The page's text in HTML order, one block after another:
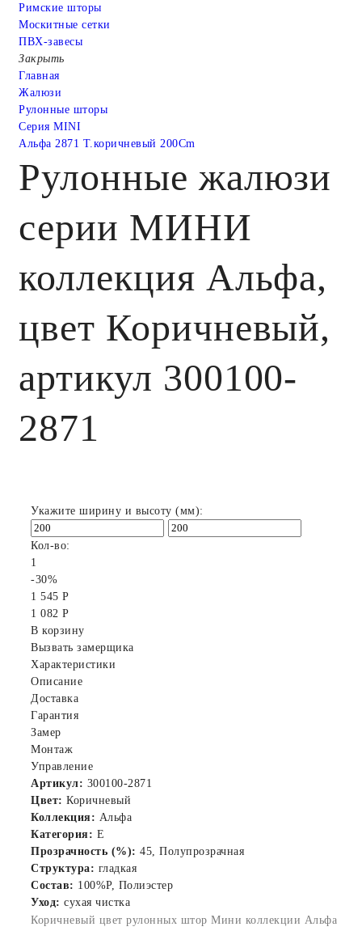
Римские шторы
Москитные сетки
ПВХ-завесы
Закрыть
Главная
Жалюзи
Рулонные шторы
Серия MINI
Альфа 2871 Т.коричневый 200Cm
Рулонные жалюзи
серии МИНИ
коллекция Альфа,
цвет Коричневый,
артикул 300100-
2871
Укажите ширину и высоту (мм):
Кол-во:
1
-30%
1 545 Р
1 082 Р
В корзину
Вызвать замерщика
Характеристики
Описание
Доставка
Гарантия
Замер
Монтаж
Управление
Артикул: 300100-2871
Цвет: Коричневый
Коллекция: Альфа
Категория: E
Прозрачность (%): 45, Полупрозрачная
Структура: гладкая
Состав: 100%P, Полиэстер
Уход: сухая чистка
Коричневый цвет рулонных штор Мини коллекции Альфа